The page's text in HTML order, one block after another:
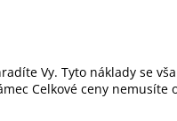
Vy. Tyto náklady se
Celkové ceny nemusíte